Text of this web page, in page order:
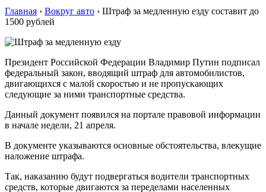
Главная › Вокруг авто › Штраф за медленную езду составит до
1500 рублей
Президент Российской Федерации Владимир Путин подписал
федеральный закон, вводящий штраф для автомобилистов,
двигающихся с малой скоростью и не пропускающих
следующие за ними транспортные средства.
Данный документ появился на портале правовой информации
в начале недели, 21 апреля.
В документе указываются основные обстоятельства, влекущие
наложение штрафа.
Так, наказанию будут подвергаться водители транспортных
средств, которые двигаются за переделами населенных